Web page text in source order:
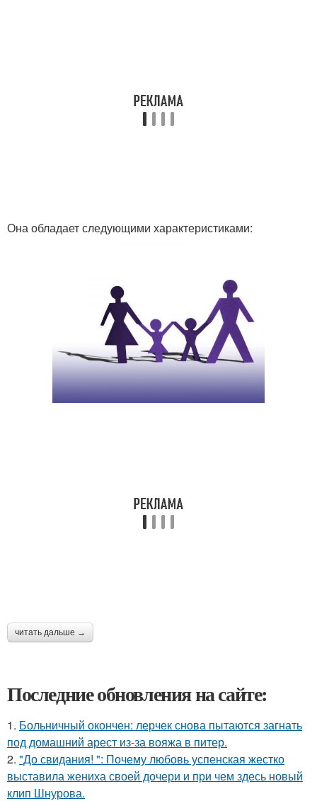
Она обладает следующими характеристиками:
читать дальше →
Последние обновления на сайте:
1. Больничный окончен: лерчек снова пытаются загнать
под домашний арест из-за вояжа в питер.
2. "До свидания! ": Почему любовь успенская жестко
выставила жениха своей дочери и при чем здесь новый
клип Шнурова.